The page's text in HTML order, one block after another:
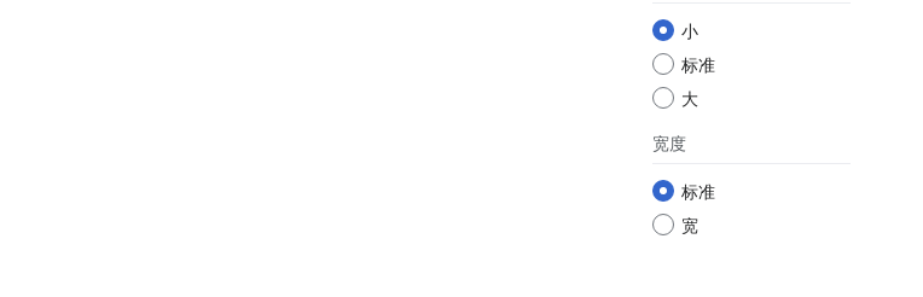
小
标准
大
宽度
标准
宽